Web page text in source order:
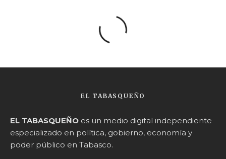
EL TABASQUEÑO
EL TABASQUEÑO es un medio digital independiente
especializado en política, gobierno, economía y
poder público en Tabasco.